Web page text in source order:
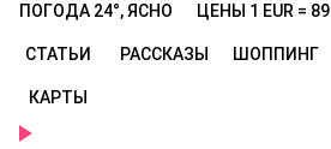
ПОГОДА 24°, ЯСНО ЦЕНЫ 1 EUR =
СТАТЬИ РАССКАЗЫ ШОППИНГ
КАРТЫ
